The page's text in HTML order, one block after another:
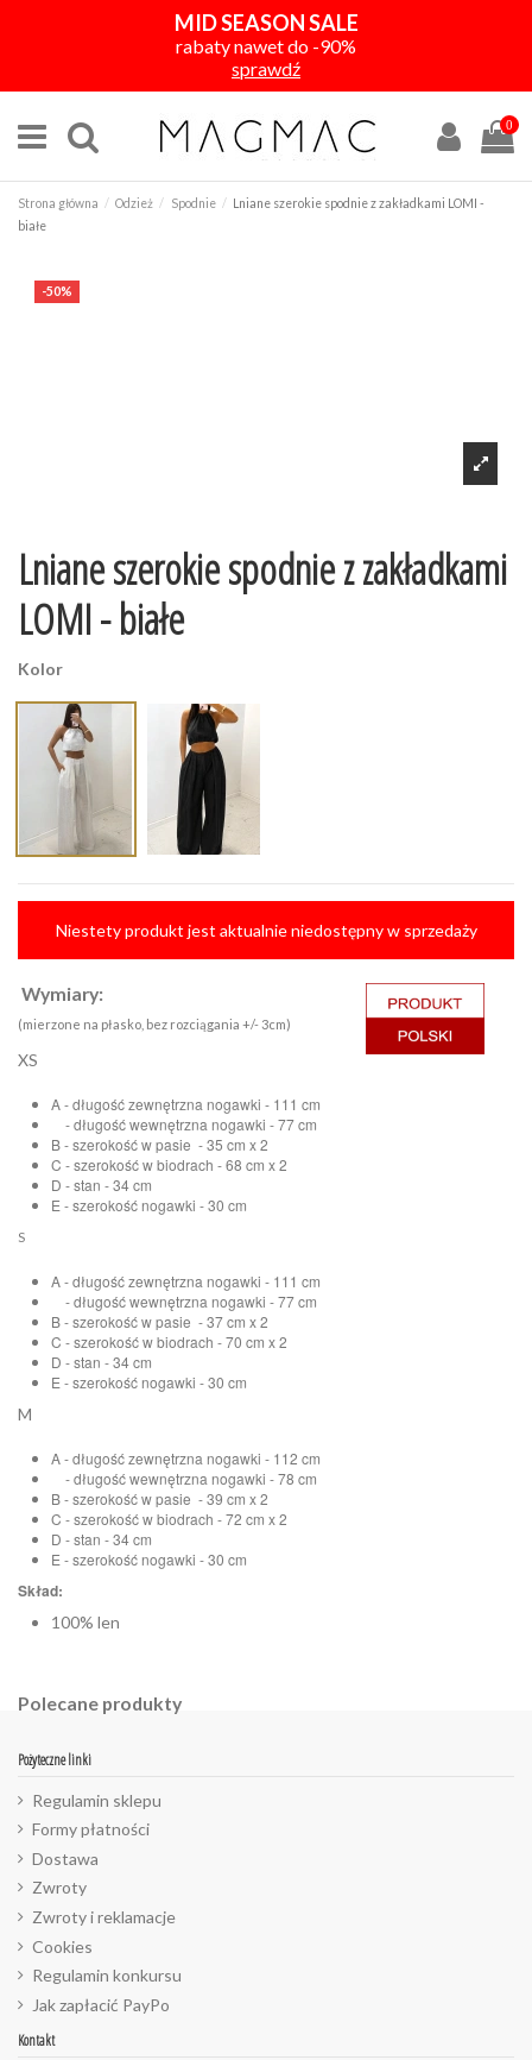
MID SEASON SALE
rabaty nawet do -90%
sprawdź
0
Strona główna Odzież Spodnie
Lniane szerokie spodnie z zakładkami LOMI -
białe
-50%
Lniane szerokie spodnie z zakładkami
LOMI - białe
Kolor
Niestety produkt jest aktualnie niedostępny w sprzedaży
Wymiary:
(mierzone na płasko, bez rozciągania +/- 3cm)
XS
A - długość zewnętrzna nogawki - 111 cm
- długość wewnętrzna nogawki - 77 cm
B - szerokość w pasie - 35 cm x 2
C - szerokość w biodrach - 68 cm x 2
D - stan - 34 cm
E - szerokość nogawki - 30 cm
S
A - długość zewnętrzna nogawki - 111 cm
- długość wewnętrzna nogawki - 77 cm
B - szerokość w pasie - 37 cm x 2
C - szerokość w biodrach - 70 cm x 2
D - stan - 34 cm
E - szerokość nogawki - 30 cm
M
A - długość zewnętrzna nogawki - 112 cm
- długość wewnętrzna nogawki - 78 cm
B - szerokość w pasie - 39 cm x 2
C - szerokość w biodrach - 72 cm x 2
D - stan - 34 cm
E - szerokość nogawki - 30 cm
Skład:
100% len
Polecane produkty
Pożyteczne linki
Regulamin sklepu
Formy płatności
Dostawa
Zwroty
Zwroty i reklamacje
Cookies
Regulamin konkursu
Jak zapłacić PayPo
Kontakt